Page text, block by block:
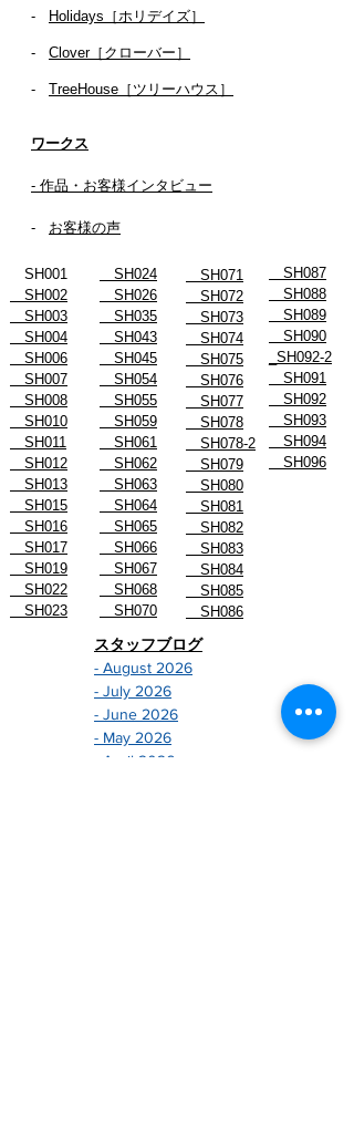
- Holidays［ホリデイズ］
- ​ Clover［クローバー］
- TreeHouse［ツリーハウス］
ワークス
- 作品・お客様インタビュー
- お客様の声
SH001
SH002
SH003
SH004
SH006
SH007
SH008
SH010
SH011
SH012
SH013
SH015
SH016
SH017
SH019
SH022
SH023
SH024
SH026
SH035
SH043
SH045
SH054
SH055
SH059
SH061
SH062
SH063
SH064
SH065
SH066
SH067
SH068
SH070
SH071
SH072
SH073
SH074
SH075
SH076
SH077
SH078
SH078-2
SH079
SH080
SH081
SH082
SH083
SH084
SH085
SH086
SH087
SH088
SH089
SH090
_SH092-2
SH091
SH092
SH093
SH094
SH096
スタッフブログ
- August 2026
- July 2026
- June 2026
- May 2026
- April 2026